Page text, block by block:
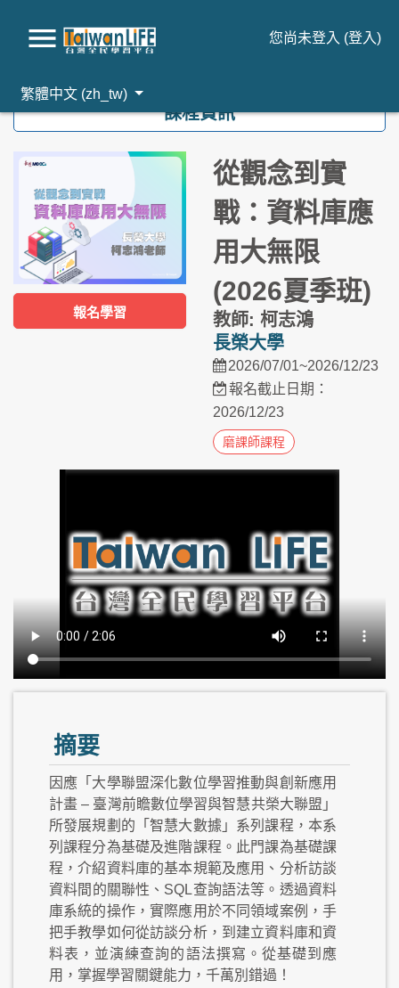
您尚未登入 (登入)
繁體中文 ‎(zh_tw)‎
課程資訊
報名學習
從觀念到實
戰：資料庫應
用大無限
(2026夏季班)
教師: 柯志鴻
長榮大學
2026/07/01~2026/12/23
報名截止日期：
2026/12/23
磨課師課程
摘要
因應「大學聯盟深化數位學習推動與創新應用
計畫 – 臺灣前瞻數位學習與智慧共榮大聯盟」
所發展規劃的「智慧大數據」系列課程，本系
列課程分為基礎及進階課程。此門課為基礎課
程，介紹資料庫的基本規範及應用、分析訪談
資料間的關聯性、SQL查詢語法等。透過資料
庫系統的操作，實際應用於不同領域案例，手
把手教學如何從訪談分析，到建立資料庫和資
料表，並演練查詢的語法撰寫。從基礎到應
用，掌握學習關鍵能力，千萬別錯過！